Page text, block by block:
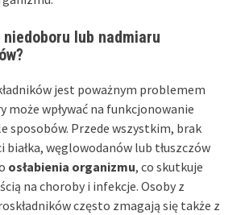
lub nadmiaru
jest poważnym problemem
wpływać na funkcjonowanie
sposobów. Przede wszystkim, brak
węglowodanów lub tłuszczów
osłabienia organizmu, co skutkuje
na choroby i infekcje. Osoby z
często zmagają się także z